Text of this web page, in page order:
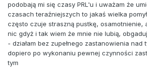
podobają mi się czasy PRL'u i uważam że
czasach teraźniejszych to jakaś wielka
często czuje straszną pustkę, osamotnienie,
nic gdyż i tak wiem że mnie nie lubią,
- działam bez zupełnego zastanowienia nad
dopiero po wykonaniu pewnej czynności
tym